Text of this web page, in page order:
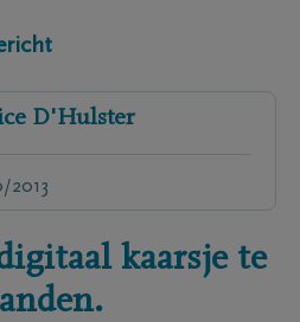
D'Hulster
2013
kaarsje te